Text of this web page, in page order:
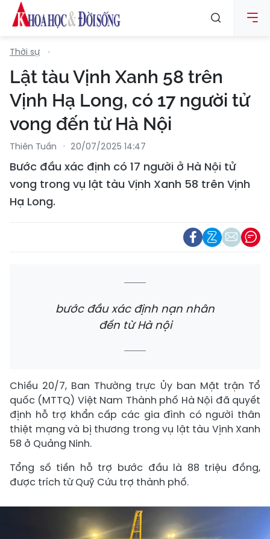
Thời sự
Lật tàu Vịnh Xanh 58 trên
Vịnh Hạ Long, có 17 người tử
vong đến từ Hà Nội
Thiên Tuấn 20/07/2025 14:47
Bước đầu xác định có 17 người ở Hà Nội tử
vong trong vụ lật tàu Vịnh Xanh 58 trên Vịnh
Hạ Long.
bước đầu xác định nạn nhân
đến từ Hà nội
Chiều 20/7, Ban Thường trực Ủy ban Mặt trận Tổ
quốc (MTTQ) Việt Nam Thành phố Hà Nội đã quyết
định hỗ trợ khẩn cấp các gia đình có người thân
thiệt mạng và bị thương trong vụ lật tàu Vịnh Xanh
58 ở Quảng Ninh.
Tổng số tiền hỗ trợ bước đầu là 88 triệu đồng,
được trích từ Quỹ Cứu trợ thành phố.